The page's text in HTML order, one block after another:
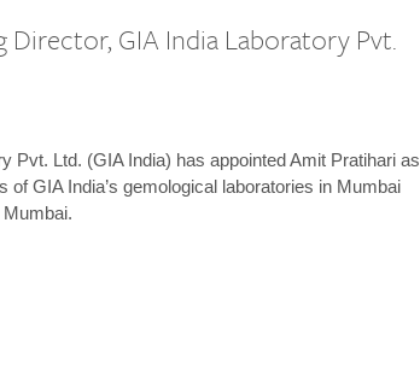
GIA India Laboratory Pvt.
Pvt. Ltd. (GIA India) has appointed Amit Pratihari as
GIA India’s gemological laboratories in Mumbai